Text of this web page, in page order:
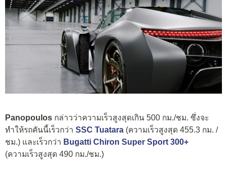
Panopoulos กล่าวว่าความเร็วสูงสุดเกิน 500 กม./ชม. ซึ่งจะ
ทำให้รถคันนี้เร็วกว่า SSC Tuatara (ความเร็วสูงสุด 455.3 กม. /
ชม.) และเร็วกว่า Bugatti Chiron Super Sport 300+
(ความเร็วสูงสุด 490 กม./ชม.)